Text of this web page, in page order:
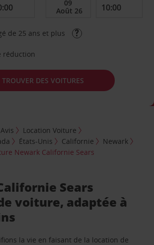
de 25 ans et plus
réduction
TROUVER DES VOITURES
Location Voiture
États-Unis Californie
Newark
Newark Californie Sears
Sears
voiture, adaptée à
la vie en faisant de la location de